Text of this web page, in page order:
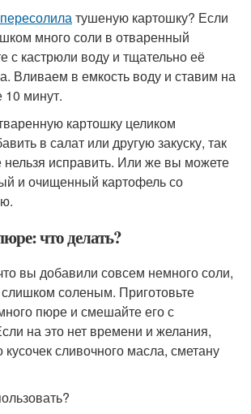
тушеную картошку? Если
много соли в отваренный
с кастрюли воду и тщательно её
Вливаем в емкость воду и ставим на
минут.
картошку целиком
в салат или другую закуску, так
нельзя исправить. Или же вы можете
и очищенный картофель со
что делать?
вы добавили совсем немного соли,
соленым. Приготовьте
пюре и смешайте его с
на это нет времени и желания,
сливочного масла, сметану